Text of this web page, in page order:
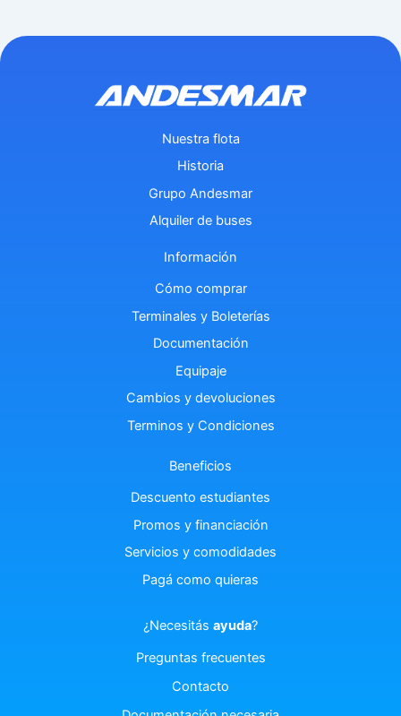
Nuestra flota
Historia
Grupo Andesmar
Alquiler de buses
Información
Cómo comprar
Terminales y Boleterías
Documentación
Equipaje
Cambios y devoluciones
Terminos y Condiciones
Beneficios
Descuento estudiantes
Promos y financiación
Servicios y comodidades
Pagá como quieras
¿Necesitás ayuda?
Preguntas frecuentes
Contacto